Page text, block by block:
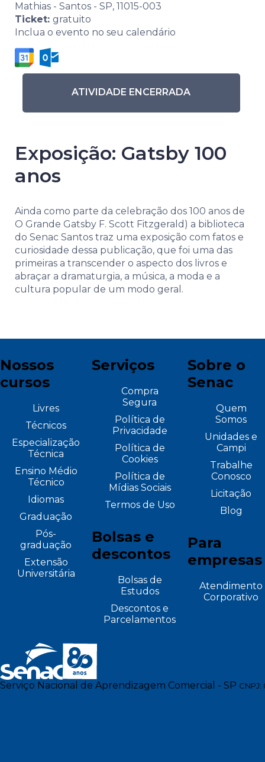
Mathias - Santos - SP, 11015-003
Ticket: gratuito
Inclua o evento no seu calendário
ATIVIDADE ENCERRADA
Exposição: Gatsby 100
anos
Ainda como parte da celebração dos 100 anos de
O Grande Gatsby F. Scott Fitzgerald) a biblioteca
do Senac Santos traz uma exposição com fatos e
curiosidade dessa publicação, que foi uma das
primeiras a transcender o aspecto dos livros e
abraçar a dramaturgia, a música, a moda e a
cultura popular de um modo geral.
Nossos
cursos
Livres
Técnicos
Especialização
Técnica
Ensino Médio
Técnico
Idiomas
Graduação
Pós-
graduação
Extensão
Universitária
Serviços
Compra
Segura
Política de
Privacidade
Política de
Cookies
Política de
Mídias Sociais
Termos de Uso
Bolsas e
descontos
Bolsas de
Estudos
Descontos e
Parcelamentos
Sobre o
Senac
Quem
Somos
Unidades e
Campi
Trabalhe
Conosco
Licitação
Blog
Para
empresas
Atendimento
Corporativo
Serviço Nacional de Aprendizagem Comercial - SP